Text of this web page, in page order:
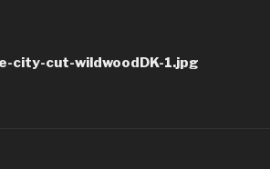
city-cut-wildwoodDK-1.jpg